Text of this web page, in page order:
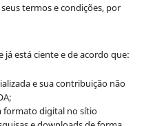
termos e condições, por
já está ciente e de acordo que:
e sua contribuição não
formato digital no sítio